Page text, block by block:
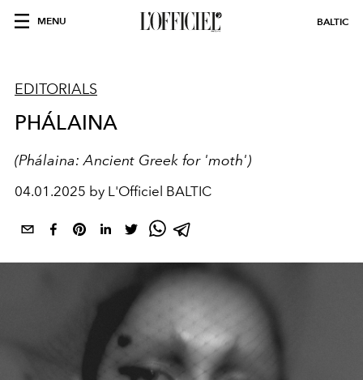
MENU BALTIC
EDITORIALS
PHÁLAINA
(Phálaina: Ancient Greek for 'moth')
04.01.2025 by L'Officiel BALTIC